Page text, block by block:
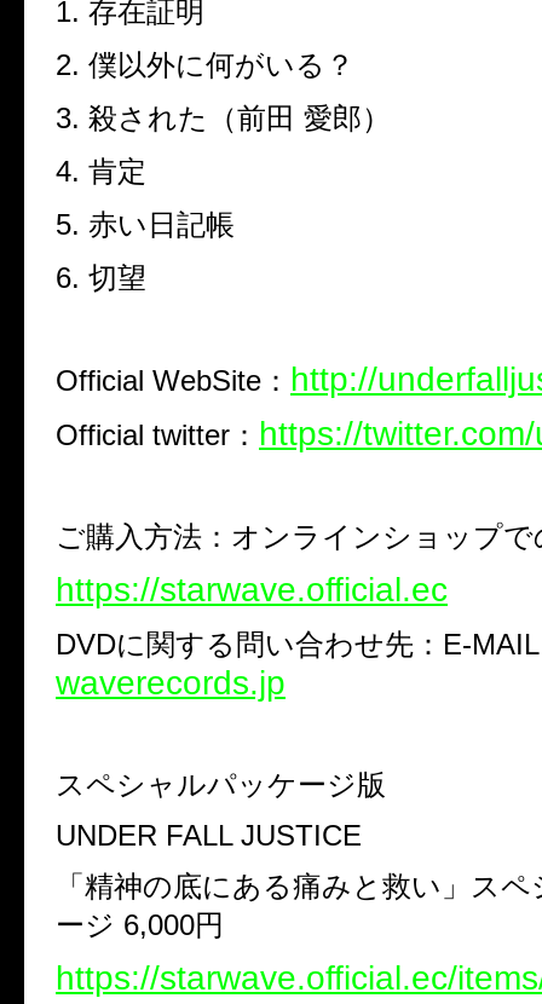
1. 存在証明
2. 僕以外に何がいる？
3. 殺された（前田 愛郎）
4. 肯定
5. 赤い日記帳
6. 切望
Official WebSite ： http://
Official twitter： https://
ご購入方法：オンラインショップで
https://starwave.official.ec
DVDに関する問い合わせ先：E-
waverecords.jp
スペシャルパッケージ版
UNDER FALL JUSTICE
「精神の底にある痛みと救い」ス
ージ 6,000円
https://starwave.official.ec/